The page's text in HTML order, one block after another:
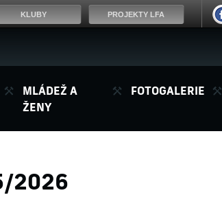
MLÁDEŽ A
ŽENY
FOTOGALERIE
2026
KLUBY PROJEKTY LFA